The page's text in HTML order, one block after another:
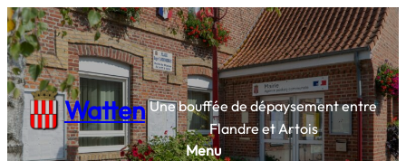
Aller
au
contenu
Watten Une bouffée de dépaysement entre
Flandre et Artois
Menu